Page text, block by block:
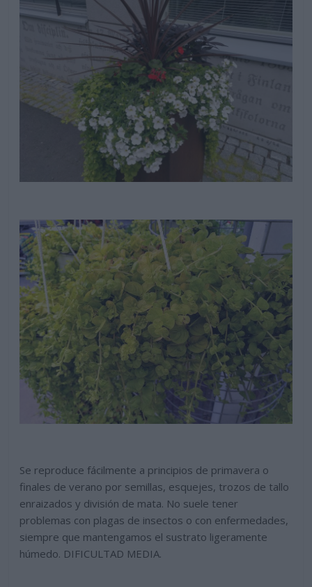
Se reproduce fácilmente a principios de primavera o
finales de verano por semillas, esquejes, trozos de tallo
enraizados y división de mata. No suele tener
problemas con plagas de insectos o con enfermedades,
siempre que mantengamos el sustrato ligeramente
húmedo. DIFICULTAD MEDIA.